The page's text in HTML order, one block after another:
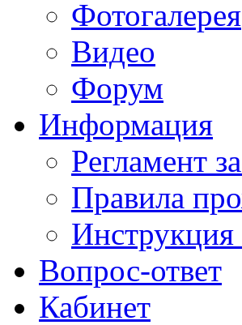
Фотогалерея
Видео
Форум
Информация
Регламент
Правила
Инструкция
Вопрос-ответ
Кабинет